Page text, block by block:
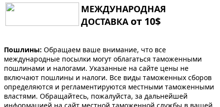
МЕЖДУНАРОДНАЯ
ДОСТАВКА от 10$
Пошлины: Обращаем ваше внимание, что все
международные посылки могут облагаться таможенными
пошлинами и налогами. Указанные на сайте цены не
включают пошлины и налоги. Все виды таможенных сборов
определяются и регламентируются местными таможенными
властями. Обращайтесь, пожалуйста, за дальнейшей
информацией на сайт местной таможенной службы в вашей